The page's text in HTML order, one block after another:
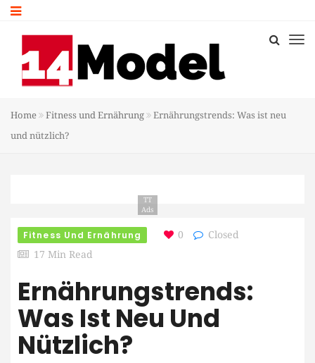
Home Fitness und Ernährung
Ernährungstrends: Was ist neu
und nützlich?
TT
Ads
Fitness Und Ernährung 0
Closed
17 Min Read
Ernährungstrends:
Was Ist Neu Und
Nützlich?